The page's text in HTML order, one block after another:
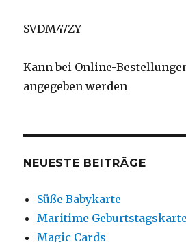
SVDM47ZY
Kann bei Online-
angegeben werden
NEUESTE BEITRÄGE
Süße Babykarte
Maritime
Magic Cards